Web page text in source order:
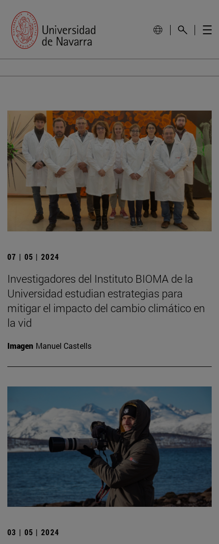
07 | 05 | 2024
Investigadores del Instituto BIOMA de la
Universidad estudian estrategias para
mitigar el impacto del cambio climático en
la vid
Imagen Manuel Castells
03 | 05 | 2024